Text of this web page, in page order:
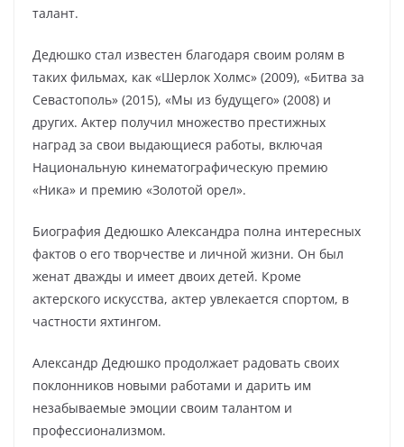
талант.
Дедюшко стал известен благодаря своим ролям в
таких фильмах, как «Шерлок Холмс» (2009), «Битва за
Севастополь» (2015), «Мы из будущего» (2008) и
других. Актер получил множество престижных
наград за свои выдающиеся работы, включая
Национальную кинематографическую премию
«Ника» и премию «Золотой орел».
Биография Дедюшко Александра полна интересных
фактов о его творчестве и личной жизни. Он был
женат дважды и имеет двоих детей. Кроме
актерского искусства, актер увлекается спортом, в
частности яхтингом.
Александр Дедюшко продолжает радовать своих
поклонников новыми работами и дарить им
незабываемые эмоции своим талантом и
профессионализмом.